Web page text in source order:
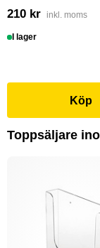
210 kr inkl. moms
I lager
Köp
Toppsäljare